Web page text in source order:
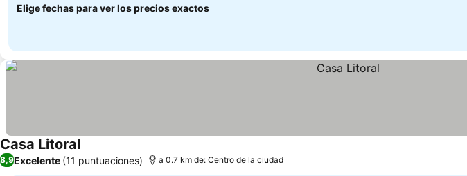
Elige fechas para ver los precios exactos
Casa LitoralVer precios
8,9Excelente (11 puntuaciones) a 0.7 km de: Centro de la ciudad